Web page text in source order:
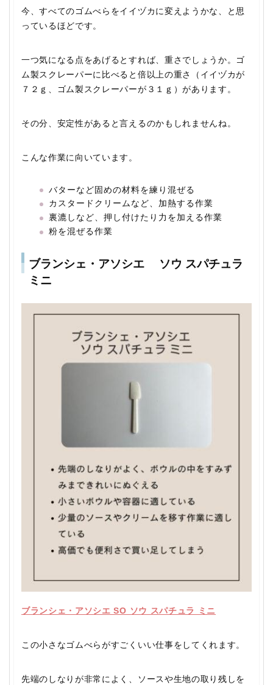
今、すべてのゴムべらをイイヅカに変えようかな、と思
っているほどです。
一つ気になる点をあげるとすれば、重さでしょうか。ゴ
ム製スクレーパーに比べると倍以上の重さ（イイヅカが
７２ｇ、ゴム製スクレーパーが３１ｇ）があります。
その分、安定性があると言えるのかもしれませんね。
こんな作業に向いています。
バターなど固めの材料を練り混ぜる
カスタードクリームなど、加熱する作業
裏漉しなど、押し付けたり力を加える作業
粉を混ぜる作業
ブランシェ・アソシエ ソウ スパチュラ
ミニ
ブランシェ・アソシエ SO ソウ スパチュラ ミニ
この小さなゴムべらがすごくいい仕事をしてくれます。
先端のしなりが非常によく、ソースや生地の取り残しを